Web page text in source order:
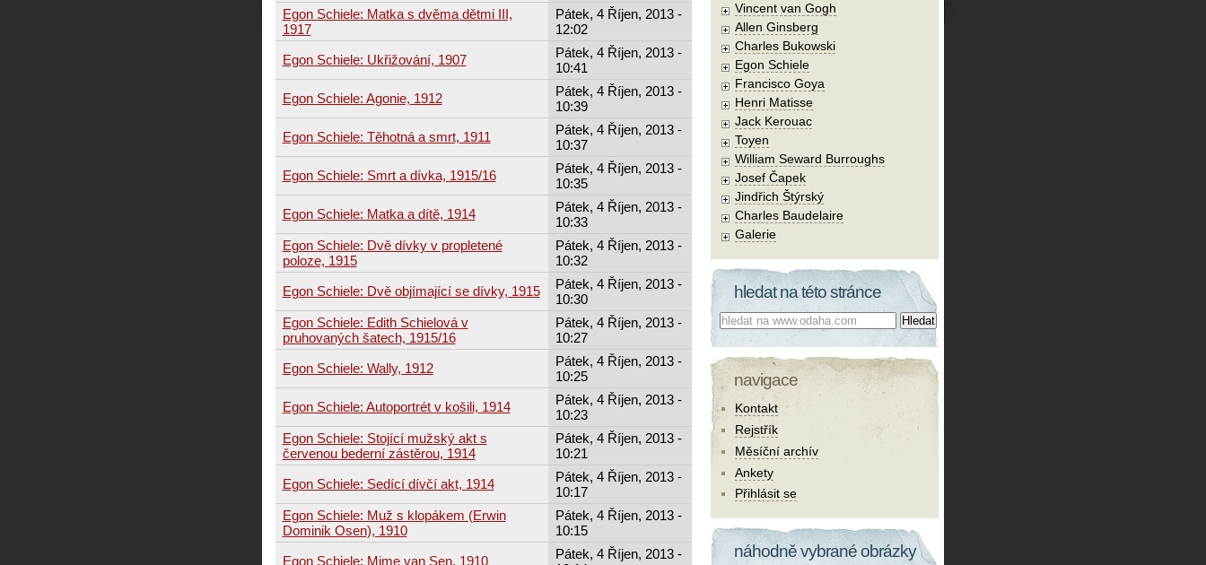
Egon Schiele: Matka s dvěma dětmi III,
1917
Pátek, 4 Říjen, 2013 -
12:02
Egon Schiele: Ukřižování, 1907
Pátek, 4 Říjen, 2013 -
10:41
Egon Schiele: Agonie, 1912
Pátek, 4 Říjen, 2013 -
10:39
Egon Schiele: Těhotná a smrt, 1911
Pátek, 4 Říjen, 2013 -
10:37
Egon Schiele: Smrt a dívka, 1915/16
Pátek, 4 Říjen, 2013 -
10:35
Egon Schiele: Matka a dítě, 1914
Pátek, 4 Říjen, 2013 -
10:33
Egon Schiele: Dvě dívky v propletené
poloze, 1915
Pátek, 4 Říjen, 2013 -
10:32
Egon Schiele: Dvě objímající se dívky, 1915
Pátek, 4 Říjen, 2013 -
10:30
Egon Schiele: Edith Schielová v
pruhovaných šatech, 1915/16
Pátek, 4 Říjen, 2013 -
10:27
Egon Schiele: Wally, 1912
Pátek, 4 Říjen, 2013 -
10:25
Egon Schiele: Autoportrét v košili, 1914
Pátek, 4 Říjen, 2013 -
10:23
Egon Schiele: Stojící mužský akt s
červenou bederní zástěrou, 1914
Pátek, 4 Říjen, 2013 -
10:21
Egon Schiele: Sedící dívčí akt, 1914
Pátek, 4 Říjen, 2013 -
10:17
Egon Schiele: Muž s klopákem (Erwin
Dominik Osen), 1910
Pátek, 4 Říjen, 2013 -
10:15
Egon Schiele: Mime van Sen, 1910
Pátek, 4 Říjen, 2013 -
Vincent van Gogh
Allen Ginsberg
Charles Bukowski
Egon Schiele
Francisco Goya
Henri Matisse
Jack Kerouac
Toyen
William Seward Burroughs
Josef Čapek
Jindřich Štýrský
Charles Baudelaire
Galerie
hledat na této stránce
Co hledat:
navigace
Kontakt
Rejstřík
Měsíční archív
Ankety
Přihlásit se
náhodně vybrané obrázky